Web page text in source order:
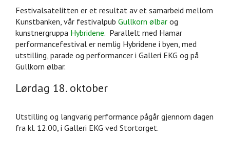
Festivalsatelitten er et resultat av et samarbeid mellom
Kunstbanken, vår festivalpub Gullkorn ølbar og
kunstnergruppa Hybridene. Parallelt med Hamar
performancefestival er nemlig Hybridene i byen, med
utstilling, parade og performancer i Galleri EKG og på
Gullkorn ølbar.
Lørdag 18. oktober
Utstilling og langvarig performance pågår gjennom dagen
fra kl. 12.00, i Galleri EKG ved Stortorget.